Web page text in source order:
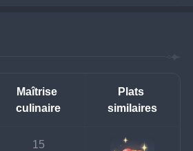
Maîtrise
culinaire
Plats
similaires
15